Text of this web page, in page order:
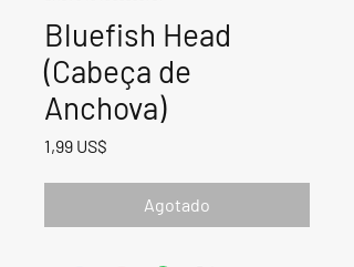
Bluefish Head
(Cabeça de
Anchova)
1,99 US$
Agotado